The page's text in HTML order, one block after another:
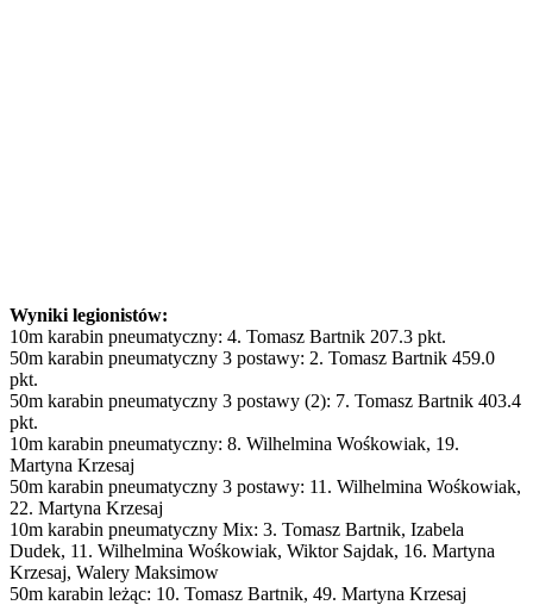
Wyniki legionistów:
10m karabin pneumatyczny: 4. Tomasz Bartnik 207.3 pkt.
50m karabin pneumatyczny 3 postawy: 2. Tomasz Bartnik 459.0
pkt.
50m karabin pneumatyczny 3 postawy (2): 7. Tomasz Bartnik 403.4
pkt.
10m karabin pneumatyczny: 8. Wilhelmina Wośkowiak, 19.
Martyna Krzesaj
50m karabin pneumatyczny 3 postawy: 11. Wilhelmina Wośkowiak,
22. Martyna Krzesaj
10m karabin pneumatyczny Mix: 3. Tomasz Bartnik, Izabela
Dudek, 11. Wilhelmina Wośkowiak, Wiktor Sajdak, 16. Martyna
Krzesaj, Walery Maksimow
50m karabin leżąc: 10. Tomasz Bartnik, 49. Martyna Krzesaj